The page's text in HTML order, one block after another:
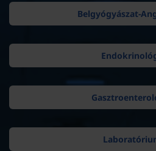
Belgyógyászat-